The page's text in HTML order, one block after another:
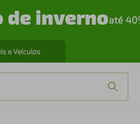
de invernoaté
e Veículos